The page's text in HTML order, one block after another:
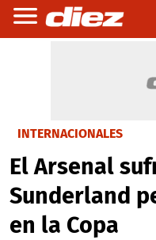
INTERNACIONALES
El Arsenal
Sunderland
en la Copa